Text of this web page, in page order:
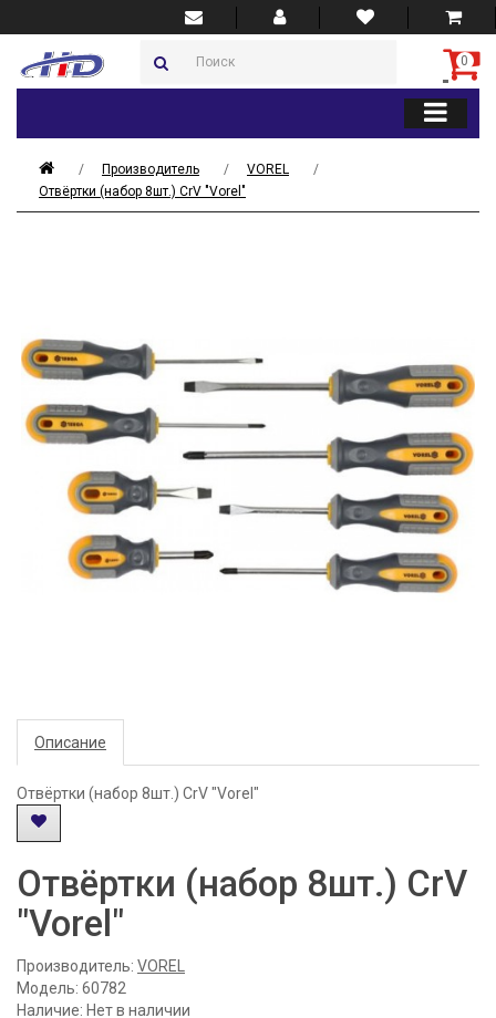
0
Производитель
VOREL
Отвёртки (набор 8шт.) CrV "Vorel"
Описание
Отвёртки (набор 8шт.) CrV "Vorel"
Отвёртки (набор 8шт.) CrV
"Vorel"
Производитель: VOREL
Модель: 60782
Наличие: Нет в наличии